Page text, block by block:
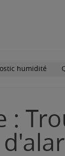
humidité
: